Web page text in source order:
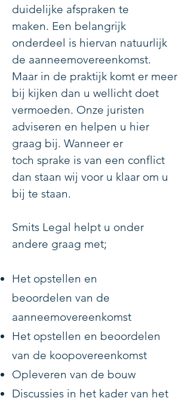
duidelijke afspraken te
maken. Een belangrijk
onderdeel is hiervan natuurlijk
de aanneemovereenkomst.
Maar in de praktijk komt er meer
bij kijken dan u wellicht doet
vermoeden. Onze juristen
adviseren en helpen u hier
graag bij. Wanneer er
toch sprake is van een conflict
dan staan wij voor u klaar om u
bij te staan.
Smits Legal helpt u onder
andere graag met;
Het opstellen en
beoordelen van de
aanneemovereenkomst
Het opstellen en beoordelen
van de koopovereenkomst
Opleveren van de bouw
Discussies in het kader van het